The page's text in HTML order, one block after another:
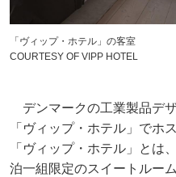
「ヴィップ・ホテル」の客室
COURTESY OF VIPP HOTEL
デンマークの工業製品デ
「ヴィップ・ホテル」でホ
「ヴィップ・ホテル」とは
泊一組限定のスイートルー